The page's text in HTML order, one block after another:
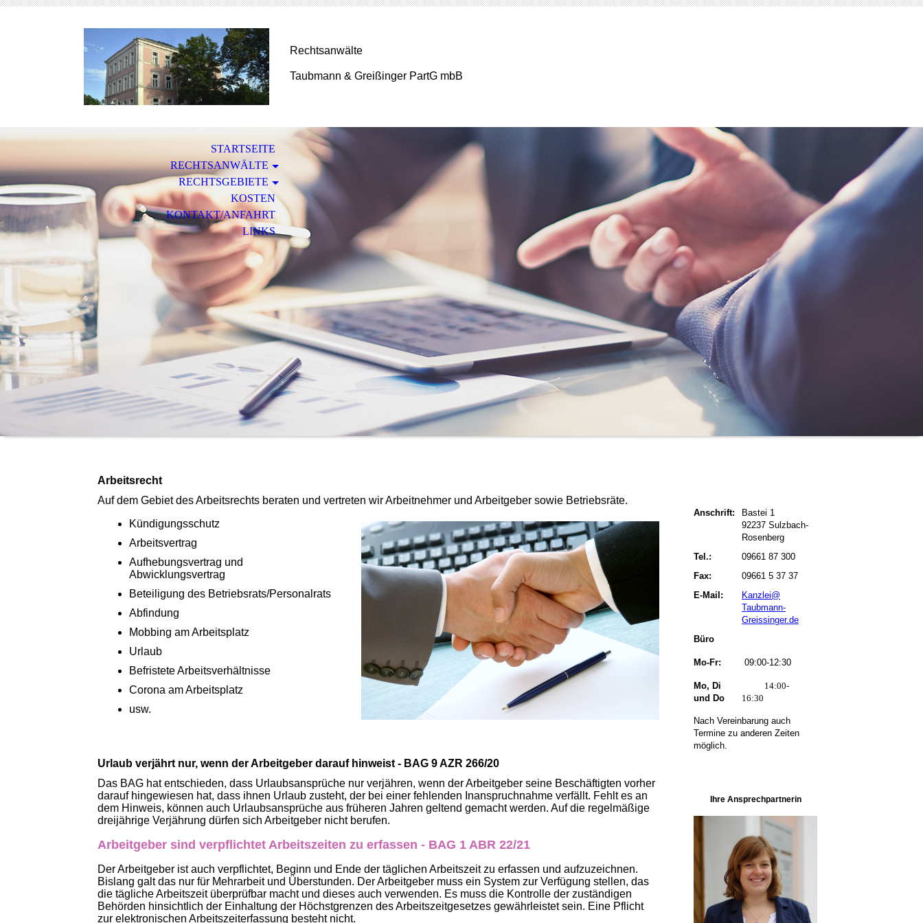
Rechtsanwälte
Taubmann & Greißinger PartG mbB
STARTSEITE
RECHTSANWÄLTE
RECHTSGEBIETE
KOSTEN
KONTAKT/ANFAHRT
LINKS
Arbeitsrecht
Auf dem Gebiet des Arbeitsrechts beraten und vertreten wir Arbeitnehmer und Arbeitgeber sowie Betriebsräte.
Kündigungsschutz
Arbeitsvertrag
Aufhebungsvertrag und
Abwicklungsvertrag
Beteiligung des Betriebsrats/Personalrats
Abfindung
Mobbing am Arbeitsplatz
Urlaub
Befristete Arbeitsverhältnisse
Corona am Arbeitsplatz
usw.
Urlaub verjährt nur, wenn der Arbeitgeber darauf hinweist - BAG 9 AZR 266/20
Das BAG hat entschieden, dass Urlaubsansprüche nur verjähren, wenn der Arbeitgeber seine Beschäftigten vorher
darauf hingewiesen hat, dass ihnen Urlaub zusteht, der bei einer fehlenden Inanspruchnahme verfällt. Fehlt es an
dem Hinweis, können auch Urlaubsansprüche aus früheren Jahren geltend gemacht werden. Auf die regelmäßige
dreijährige Verjährung dürfen sich Arbeitgeber nicht berufen.
Arbeitgeber sind verpflichtet Arbeitszeiten zu erfassen - BAG 1 ABR 22/21
Der Arbeitgeber ist auch verpflichtet, Beginn und Ende der täglichen Arbeitszeit zu erfassen und aufzuzeichnen.
Bislang galt das nur für Mehrarbeit und Überstunden. Der Arbeitgeber muss ein System zur Verfügung stellen, das
die tägliche Arbeitszeit überprüfbar macht und dieses auch verwenden. Es muss die Kontrolle der zuständigen
Behörden hinsichtlich der Einhaltung der Höchstgrenzen des Arbeitszeitgesetzes gewährleistet sein. Eine Pflicht
zur elektronischen Arbeitszeiterfassung besteht nicht.
Anschrift:
Bastei 1
92237 Sulzbach-
Rosenberg
Tel.:
09661 87 300
Fax:
09661 5 37 37
E-Mail:
Kanzlei@
Taubmann-
Greissinger.de
Büro
Mo-Fr:
Mo, Di
und Do
09:00-12:30
14:00-
16:30
Nach Vereinbarung auch
Termine zu anderen Zeiten
möglich.
Ihre Ansprechpartnerin